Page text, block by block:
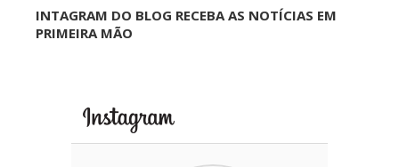
INTAGRAM DO BLOG RECEBA AS NOTÍCIAS EM
PRIMEIRA MÃO